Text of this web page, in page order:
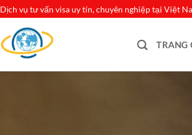
Dịch vụ tư vấn visa uy tín, chuyên nghiệp tại Việt
TRANG